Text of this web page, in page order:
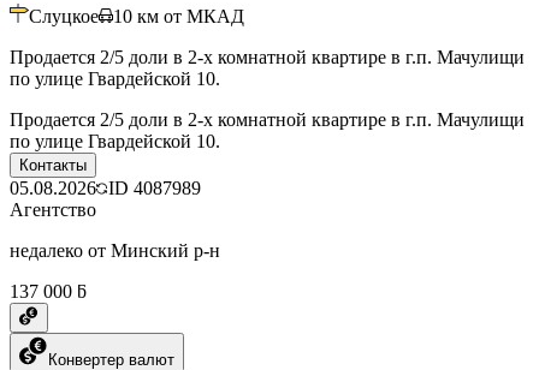
Слуцкое 10 км от МКАД
Продается 2/5 доли в 2-х комнатной квартире в г.п. Мачулищи
по улице Гвардейской 10.
Продается 2/5 доли в 2-х комнатной квартире в г.п. Мачулищи
по улице Гвардейской 10.
Контакты
05.08.2026 ID 4087989
Агентство
недалеко от Минский р-н
137 000 ƃ
Конвертер валют